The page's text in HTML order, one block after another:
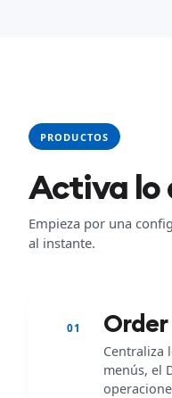
PRODUCTOS
Activa lo
Empieza por una
al instante.
01 Order
Centraliza
menús, el